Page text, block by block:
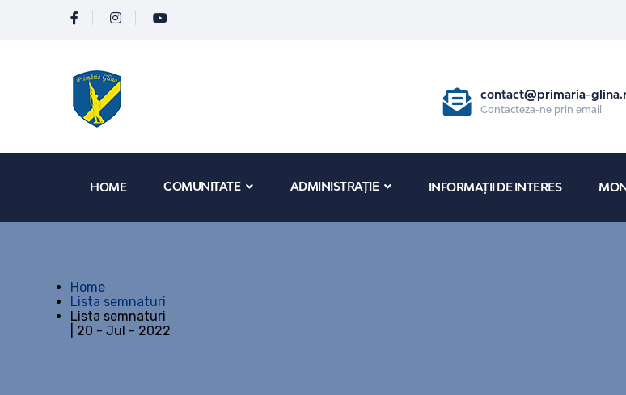
contact@primaria-
Contacteza-ne prin email
HOME COMUNITATE ADMINISTRAȚIE INFORMAȚII DE INTERES
Home
Lista semnaturi
Lista semnaturi
| 20 - Jul - 2022